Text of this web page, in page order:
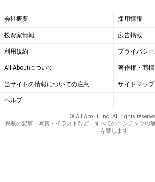
会社概要 採用情報
投資家情報 広告掲載
利用規約 プライバシ
All Aboutについて 著作権・商
当サイトの情報についての注意 サイトマップ
ヘルプ
© All About, Inc. All rights
掲載の記事・写真・イラストなど、すべてのコンテンツの
を禁じます